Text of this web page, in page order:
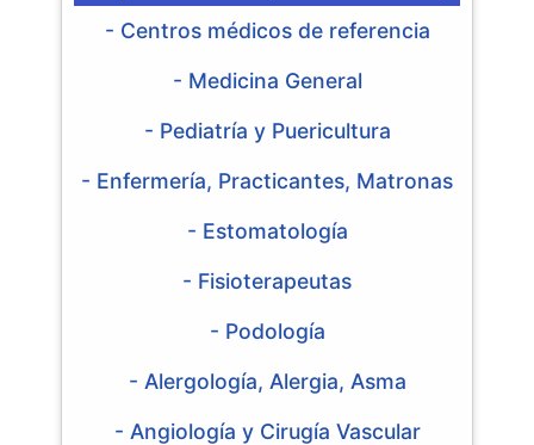
- Centros médicos de referencia
- Medicina General
- Pediatría y Puericultura
- Enfermería, Practicantes, Matronas
- Estomatología
- Fisioterapeutas
- Podología
- Alergología, Alergia, Asma
- Angiología y Cirugía Vascular